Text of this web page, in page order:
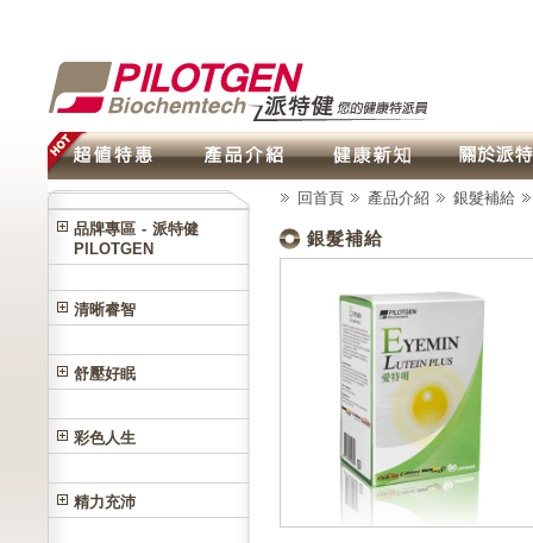
品牌專區 - 派特健
PILOTGEN
清晰睿智
舒壓好眠
彩色人生
精力充沛
回首頁 產品介紹 銀髮補給
銀髮補給